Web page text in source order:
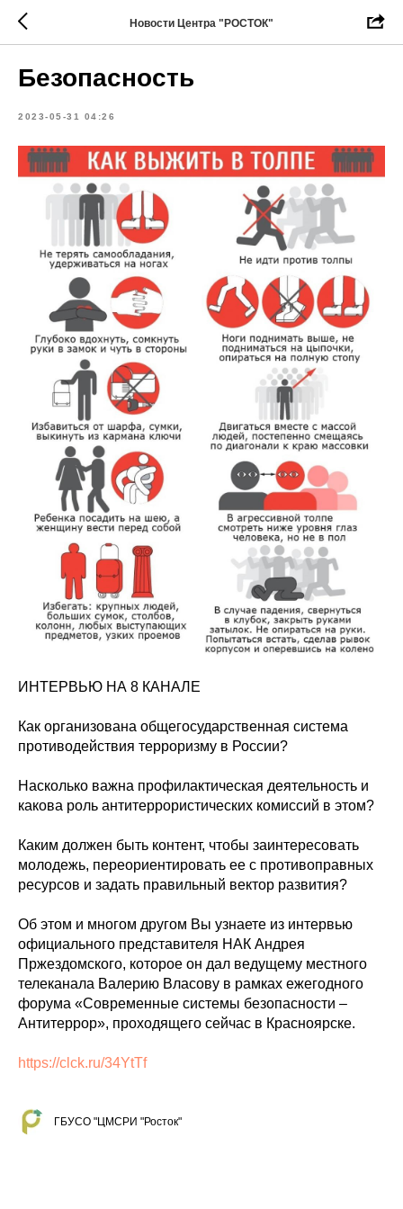
Новости Центра "РОСТОК"
Безопасность
2023-05-31 04:26
ИНТЕРВЬЮ НА 8 КАНАЛЕ
Как организована общегосударственная система
противодействия терроризму в России?
Насколько важна профилактическая деятельность и
какова роль антитеррористических комиссий в этом?
Каким должен быть контент, чтобы заинтересовать
молодежь, переориентировать ее с противоправных
ресурсов и задать правильный вектор развития?
Об этом и многом другом Вы узнаете из интервью
официального представителя НАК Андрея
Пржездомского, которое он дал ведущему местного
телеканала Валерию Власову в рамках ежегодного
форума «Современные системы безопасности –
Антитеррор», проходящего сейчас в Красноярске.
https://clck.ru/34YtTf
ГБУСО "ЦМСРИ "Росток"